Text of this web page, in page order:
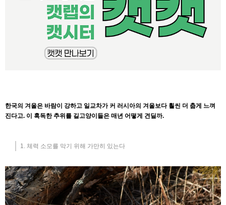
한국의 겨울은 바람이 강하고 일교차가 커 러시아의 겨울보다 훨씬 더 춥게 느껴
진다고. 이 혹독한 추위를 길고양이들은 매년 어떻게 견딜까.
1. 체력 소모를 막기 위해 가만히 있는다